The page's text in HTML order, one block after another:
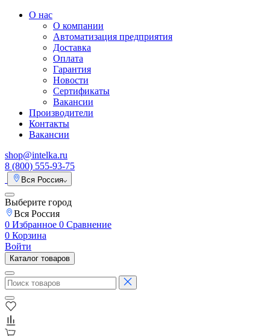
О нас
О компании
Автоматизация предприятия
Доставка
Оплата
Гарантия
Новости
Сертификаты
Вакансии
Производители
Контакты
Вакансии
shop@intelka.ru
8 (800) 555-93-75
Вся Россия
Выберите город
Вся Россия
0 Избранное 0 Сравнение
0 Корзина
Войти
Каталог товаров